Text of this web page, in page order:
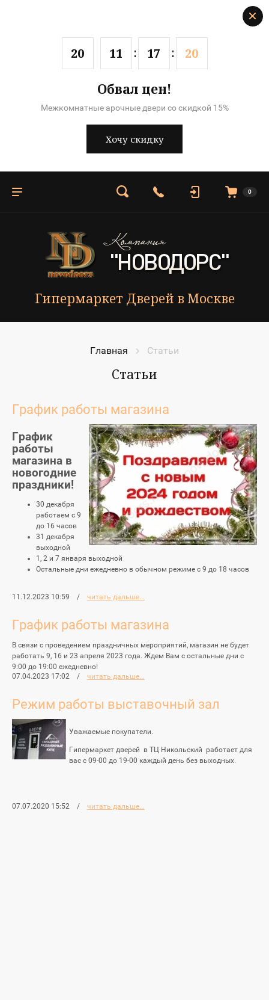
20 11 17 19
Обвал цен!
Межкомнатные арочные двери со скидкой 15%
Хочу скидку
0
Гипермаркет Дверей в Москве
Главная Статьи
Статьи
График работы магазина
График
работы
магазина в
новогодние
праздники!
30 декабря
работаем с 9
до 16 часов
31 декабря
выходной
1, 2 и 7 января выходной
Остальные дни ежедневно в обычном режиме с 9 до 18 часов
11.12.2023 10:59 / читать дальше...
График работы магазина
В связи с проведением праздничных мероприятий, магазин не будет
работать 9, 16 и 23 апреля 2023 года. Ждем Вам с остальные дни с
9:00 до 19:00 ежедневно!
07.04.2023 17:02
/ читать дальше...
Режим работы выставочный зал
Уважаемые покупатели.
Гипермаркет дверей в ТЦ Никольский работает для
вас с 09-00 до 19-00 каждый день без выходных.
07.07.2020 15:52 / читать дальше...